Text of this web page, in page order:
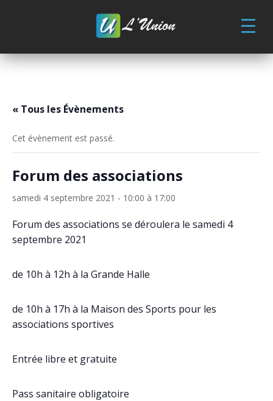
« Tous les Évènements
Cet évènement est passé.
Forum des associations
samedi 4 septembre 2021 - 10:00 à 17:00
Forum des associations se déroulera le samedi 4
septembre 2021
de 10h à 12h à la Grande Halle
de 10h à 17h à la Maison des Sports pour les
associations sportives
Entrée libre et gratuite
Pass sanitaire obligatoire